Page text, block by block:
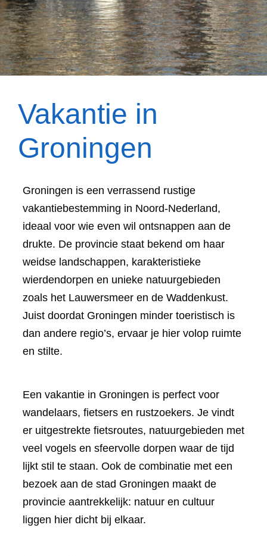
Vakantie in
Groningen
Groningen is een verrassend rustige
vakantiebestemming in Noord-Nederland,
ideaal voor wie even wil ontsnappen aan de
drukte. De provincie staat bekend om haar
weidse landschappen, karakteristieke
wierdendorpen en unieke natuurgebieden
zoals het Lauwersmeer en de Waddenkust.
Juist doordat Groningen minder toeristisch is
dan andere regio’s, ervaar je hier volop ruimte
en stilte.
Een vakantie in Groningen is perfect voor
wandelaars, fietsers en rustzoekers. Je vindt
er uitgestrekte fietsroutes, natuurgebieden met
veel vogels en sfeervolle dorpen waar de tijd
lijkt stil te staan. Ook de combinatie met een
bezoek aan de stad Groningen maakt de
provincie aantrekkelijk: natuur en cultuur
liggen hier dicht bij elkaar.